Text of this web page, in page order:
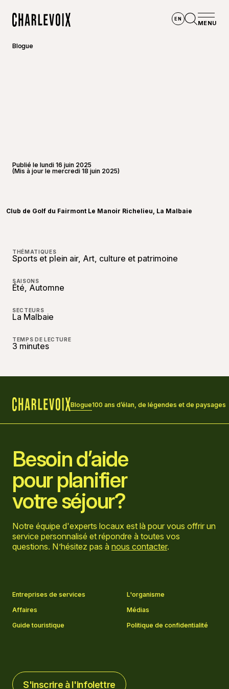
EN
MENU
Blogue
Publié le lundi 16 juin 2025
(Mis à jour le mercredi 18 juin 2025)
Club de Golf du Fairmont Le Manoir Richelieu, La Malbaie
THÉMATIQUES
Sports et plein air, Art, culture et patrimoine
SAISONS
Été, Automne
SECTEURS
La Malbaie
TEMPS DE LECTURE
3 minutes
Blogue100 ans d’élan, de légendes et de paysages
Besoin d’aide
pour planifier
votre séjour?
Notre équipe d'experts locaux est là pour vous offrir un
service personnalisé et répondre à toutes vos
questions. N’hésitez pas à nous contacter.
Entreprises de services
L'organisme
Affaires
Médias
Guide touristique
Politique de confidentialité
S'inscrire à l'infolettre